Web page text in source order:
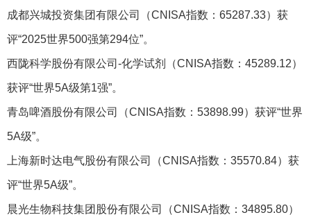
成都兴城投资集团有限公司（CNISA指数：65287.33）获
评“2025世界500强第294位”。
西陇科学股份有限公司-化学试剂（CNISA指数：45289.12）
获评“世界5A级第1强”。
青岛啤酒股份有限公司（CNISA指数：53898.99）获评“世界
5A级”。
上海新时达电气股份有限公司（CNISA指数：35570.84）获
评“世界5A级”。
晨光生物科技集团股份有限公司（CNISA指数：34895.80）